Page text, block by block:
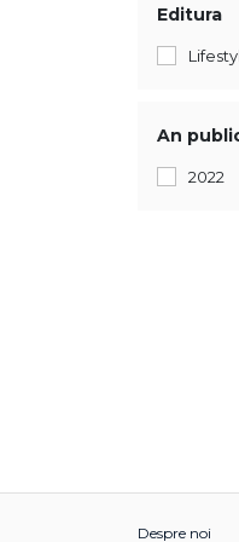
Editura
An
2022
Despre noi